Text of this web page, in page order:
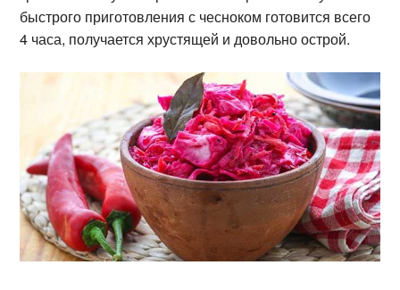
быстрого приготовления с чесноком готовится всего
4 часа, получается хрустящей и довольно острой.